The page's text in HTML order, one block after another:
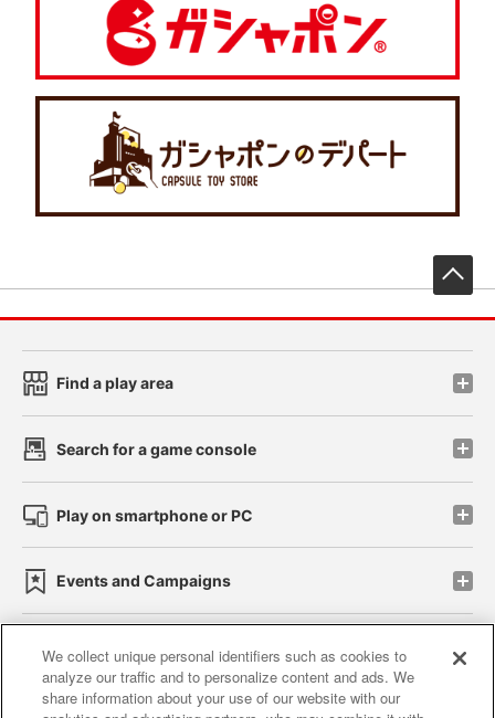
Find a play area
Search for a game console
Play on smartphone or PC
Events and Campaigns
Affiliate Sustainability site policy privacy policy
We collect unique personal identifiers such as cookies to
analyze our traffic and to personalize content and ads. We
share information about your use of our website with our